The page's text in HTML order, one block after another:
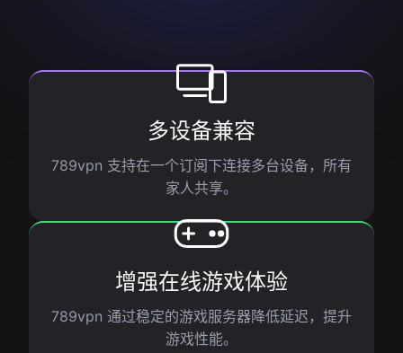
多设备兼容
789vpn 支持在一个订阅下连接多台设备，所有
家人共享。
增强在线游戏体验
789vpn 通过稳定的游戏服务器降低延迟，提升
游戏性能。